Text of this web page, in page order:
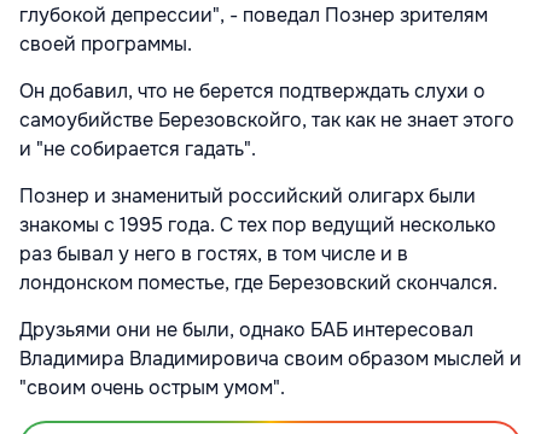
глубокой депрессии", - поведал Познер зрителям
своей программы.
Он добавил, что не берется подтверждать слухи о
самоубийстве Березовскойго, так как не знает этого
и "не собирается гадать".
Познер и знаменитый российский олигарх были
знакомы с 1995 года. С тех пор ведущий несколько
раз бывал у него в гостях, в том числе и в
лондонском поместье, где Березовский скончался.
Друзьями они не были, однако БАБ интересовал
Владимира Владимировича своим образом мыслей и
"своим очень острым умом".